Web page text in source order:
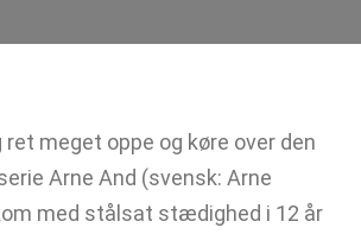
ret meget oppe og køre over den
Arne And (svensk: Arne
med stålsat stædighed i 12 år